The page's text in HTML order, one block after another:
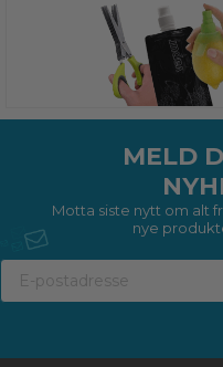
MELD
Motta siste nytt om alt
nye